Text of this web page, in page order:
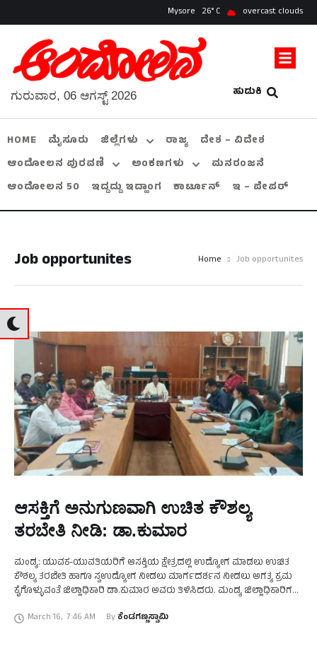
Mysore 26 overcast clouds
ಹುಡುಕಿ
ಗುರುವಾರ, 06 ಆಗಸ್ಟ್ 2026
HOME ಮೈಸೂರು ಜಿಲ್ಲೆಗಳು ರಾಜ್ಯ
ದೇಶ – ವಿದೇಶ
ಆಂದೋಲನ ಪುರವಣಿ
ಅಂಕಣಗಳು
ಮನರಂಜನೆ
ಆಂದೋಲನ 50
ಇದ್ದದ್ದು ಇದ್ಹಾಂಗ ಕಾರ್ಟೂನ್ ಇ – ಪೇಪರ್
Job opportunites Home Job opportunites
ಆಸಕ್ತಿಗೆ ಅನುಗುಣವಾಗಿ ಉಚಿತ ಕೌಶಲ್ಯ
ತರಬೇತಿ ನೀಡಿ: ಡಾ.ಕುಮಾರ
ಮಂಡ್ಯ: ಯುವಕ-ಯುವತಿಯರಿಗೆ ಆಸಕ್ತಿಯ ಕ್ಷೇತ್ರದಲ್ಲಿ ಉದ್ಯೋಗ ಮಾಡಲು ಉಚಿತ
ಕೌಶಲ್ಯ ತರಬೇತಿ ಹಾಗೂ ಸ್ವಉದ್ಯೋಗ ನೀಡಲು ಮಾರ್ಗದರ್ಶನ ನೀಡಲು ಅಗತ್ಯ ಕ್ರಮ
ಕೈಗೊಳ್ಳುವಂತೆ ಜಿಲ್ಲಾಧಿಕಾರಿ ಡಾ.ಕುಮಾರ ಅವರು ತಿಳಿಸಿದರು. ಮಂಡ್ಯ ಜಿಲ್ಲಾಧಿಕಾರಿಗಳ
March 16, 7:46 AM By ಕೆಂಡಗಣ್ಣಸ್ವಾಮಿ